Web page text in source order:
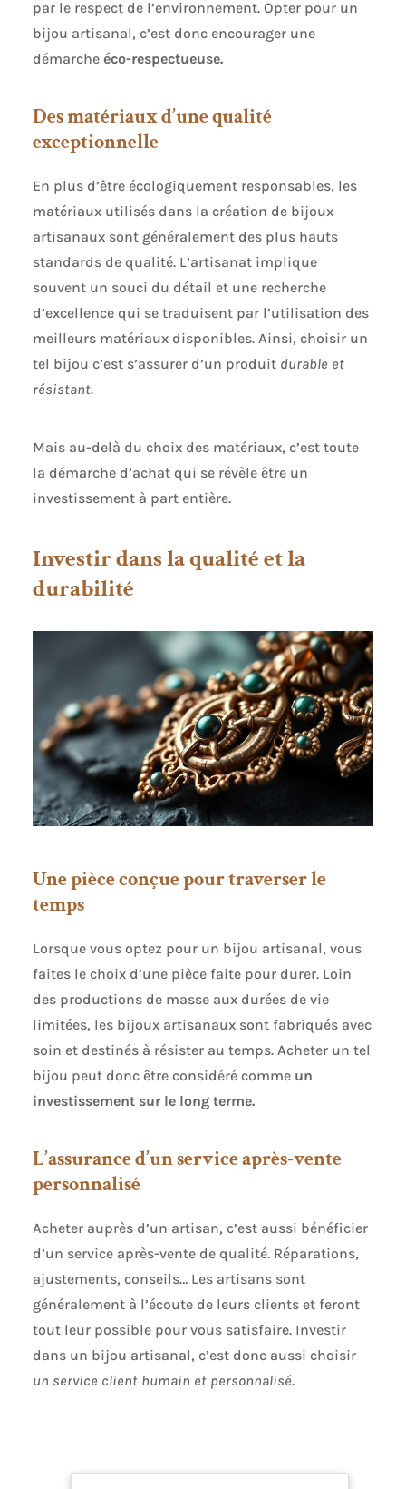
par le respect de l’environnement. Opter pour un
bijou artisanal, c’est donc encourager une
démarche éco-respectueuse.
Des matériaux d’une qualité
exceptionnelle
En plus d’être écologiquement responsables, les
matériaux utilisés dans la création de bijoux
artisanaux sont généralement des plus hauts
standards de qualité. L’artisanat implique
souvent un souci du détail et une recherche
d’excellence qui se traduisent par l’utilisation des
meilleurs matériaux disponibles. Ainsi, choisir un
tel bijou c’est s’assurer d’un produit durable et
résistant.
Mais au-delà du choix des matériaux, c’est toute
la démarche d’achat qui se révèle être un
investissement à part entière.
Investir dans la qualité et la
durabilité
Une pièce conçue pour traverser le
temps
Lorsque vous optez pour un bijou artisanal, vous
faites le choix d’une pièce faite pour durer. Loin
des productions de masse aux durées de vie
limitées, les bijoux artisanaux sont fabriqués avec
soin et destinés à résister au temps. Acheter un tel
bijou peut donc être considéré comme un
investissement sur le long terme.
L’assurance d’un service après-vente
personnalisé
Acheter auprès d’un artisan, c’est aussi bénéficier
d’un service après-vente de qualité. Réparations,
ajustements, conseils… Les artisans sont
généralement à l’écoute de leurs clients et feront
tout leur possible pour vous satisfaire. Investir
dans un bijou artisanal, c’est donc aussi choisir
un service client humain et personnalisé.